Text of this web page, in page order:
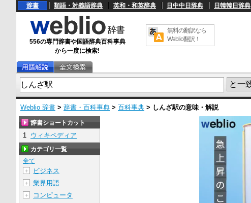
辞書 類語・対義語辞典 英和・和英辞典 日中中日辞典 日韓韓日辞典
556の専門辞書や国語辞典百科事典
から一度に検索!
無料の翻訳なら
Weblio翻訳！
Weblio 辞書 > 辞書・百科事典 > 百科事典 > しんざ駅の意味・解説
辞書ショートカット
1 ウィキペディア
カテゴリ一覧
全て
＋
ビジネス
＋ 業界用語
＋ コンピュータ